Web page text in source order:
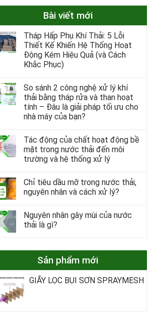
Bài viết mới
Tháp Hấp Phụ Khí Thải: 5 Lỗi
Thiết Kế Khiến Hệ Thống Hoạt
Động Kém Hiệu Quả (và Cách
Khắc Phục)
So sánh 2 công nghệ xử lý khí
thải bằng tháp rửa và than hoạt
tính – Đâu là giải pháp tối ưu cho
nhà máy của bạn?
Tác động của chất hoạt động bề
mặt trong nước thải đến môi
trường và hệ thống xử lý
Chỉ tiêu dầu mỡ trong nước thải,
nguyên nhân và cách xử lý?
Nguyên nhân gây mùi của nước
thải là gì?
Sản phẩm mới
GIẤY LỌC BỤI SƠN SPRAYMESH